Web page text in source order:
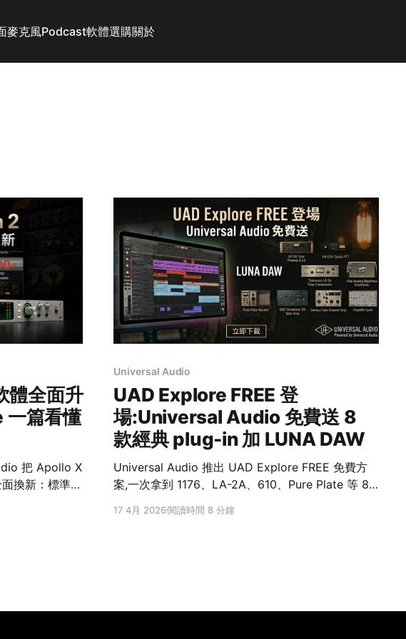
麥克風Podcast軟體選購關於
體全面升
一篇看懂
把 Apollo X
換新：標準版
（50+
Universal Audio
UAD Explore FREE 登
場:Universal Audio 免費送 8
款經典 plug-in 加 LUNA DAW
Universal Audio 推出 UAD Explore FREE 免費方
案,一次拿到 1176、LA-2A、610、Pure Plate 等 8
Apollo 硬體、不用信用卡,任何 VST3 / AU / AAX
17 4月 2026閱讀時間 8 分鐘